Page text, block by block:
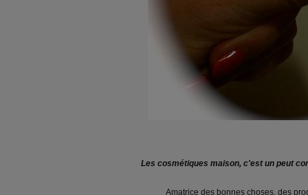
Les cosmétiques maison, c'est un peut
Amatrice des bonnes choses, des